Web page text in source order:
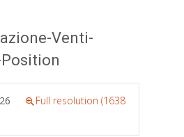
Venti-
Full resolution (1638